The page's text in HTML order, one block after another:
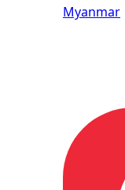
Myanmar